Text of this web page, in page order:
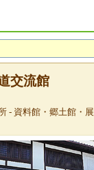
交流館
- 資料館・郷土館・展